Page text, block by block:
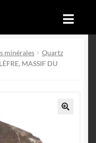
minérales
Quartz
MASSIF DU